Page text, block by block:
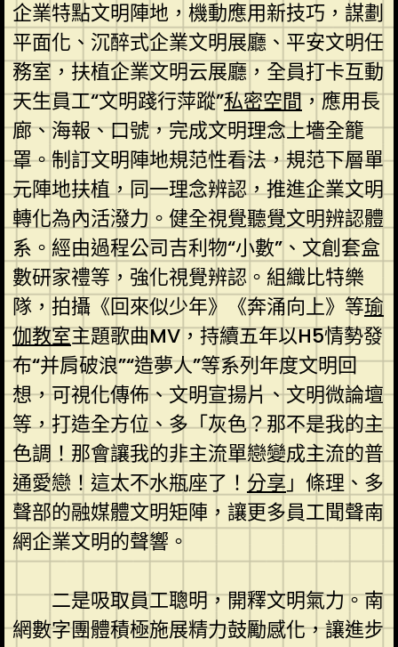
企業特點文明陣地，機動應用新技巧，謀劃
平面化、沉醉式企業文明展廳、平安文明任
務室，扶植企業文明云展廳，全員打卡互動
天生員工“文明踐行萍蹤”私密空間，應用長
廊、海報、口號，完成文明理念上墻全籠
罩。制訂文明陣地規范性看法，規范下層單
元陣地扶植，同一理念辨認，推進企業文明
轉化為內活潑力。健全視覺聽覺文明辨認體
系。經由過程公司吉利物“小數”、文創套盒
數研家禮等，強化視覺辨認。組織比特樂
隊，拍攝《回來似少年》《奔涌向上》等瑜
伽教室主題歌曲MV，持續五年以H5情勢發
布“并肩破浪”“造夢人”等系列年度文明回
想，可視化傳佈、文明宣揚片、文明微論壇
等，打造全方位、多「灰色？那不是我的主
色調！那會讓我的非主流單戀變成主流的普
通愛戀！這太不水瓶座了！ 分享 」條理、多
聲部的融媒體文明矩陣，讓更多員工聞聲南
網企業文明的聲響。
二是吸取員工聰明，開釋文明氣力。南
網數字團體積極施展精力鼓勵感化，讓進步